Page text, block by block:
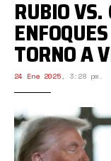
RUBIO VS.
TORNO A
24 Ene 2025, 3:28 pm.